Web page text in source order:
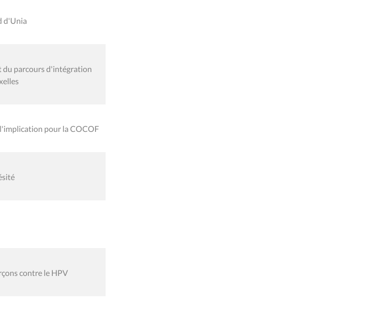
d'Unia
du parcours d'intégration
pour la COCOF
contre le HPV